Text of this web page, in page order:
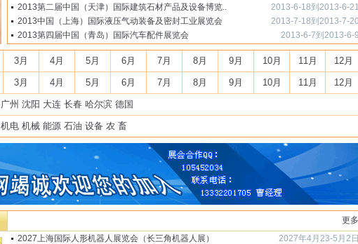
2013第二届中国（天津）国际建筑石材产品及设备博览..
2013-6-18到2013-6-21
2013中国（上海）国际液压气动装备及密封工业展览会
2013-7-18到2013-7-20
2013第四届中国（青岛）国际汽车配件展览会
2013-6-7到2013-6-9
3月 4月 5月 6月 7月 8月 9月 10月 11月 12月
3月 4月 5月 6月 7月 8月 9月 10月 11月 12月
广州 沈阳 大连 长春 哈尔滨 德国
机电 机械 能源 石油 设备 农 畜
更多
2027上海国际人形机器人展览会（长三角机器人展）
2027年4月23-5月2日